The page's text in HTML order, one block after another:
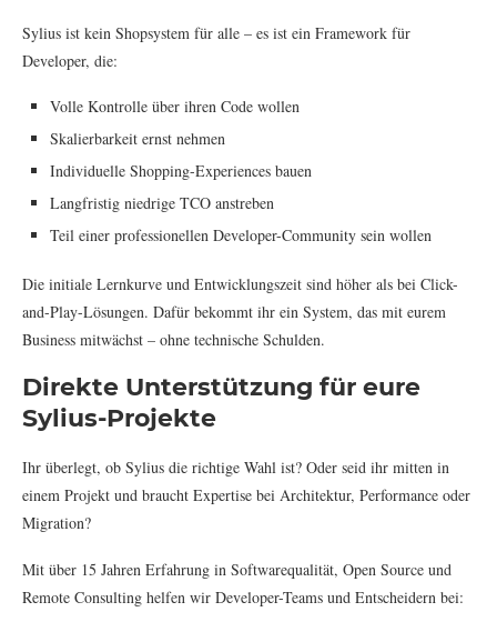
Sylius ist kein Shopsystem für alle – es ist ein Framework für
Developer, die:
Volle Kontrolle über ihren Code wollen
Skalierbarkeit ernst nehmen
Individuelle Shopping-Experiences bauen
Langfristig niedrige TCO anstreben
Teil einer professionellen Developer-Community sein wollen
Die initiale Lernkurve und Entwicklungszeit sind höher als bei Click-
and-Play-Lösungen. Dafür bekommt ihr ein System, das mit eurem
Business mitwächst – ohne technische Schulden.
Direkte Unterstützung für eure
Sylius-Projekte
Ihr überlegt, ob Sylius die richtige Wahl ist? Oder seid ihr mitten in
einem Projekt und braucht Expertise bei Architektur, Performance oder
Migration?
Mit über 15 Jahren Erfahrung in Softwarequalität, Open Source und
Remote Consulting helfen wir Developer-Teams und Entscheidern bei: